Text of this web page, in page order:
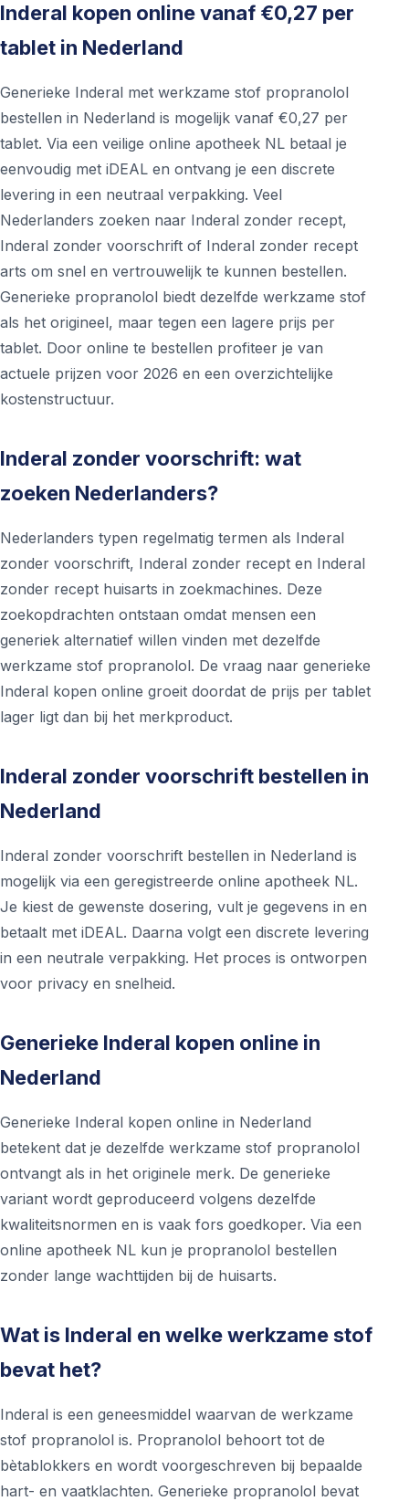
Inderal kopen online vanaf €0,27 per
tablet in Nederland
Generieke Inderal met werkzame stof propranolol
bestellen in Nederland is mogelijk vanaf €0,27 per
tablet. Via een veilige online apotheek NL betaal je
eenvoudig met iDEAL en ontvang je een discrete
levering in een neutraal verpakking. Veel
Nederlanders zoeken naar Inderal zonder recept,
Inderal zonder voorschrift of Inderal zonder recept
arts om snel en vertrouwelijk te kunnen bestellen.
Generieke propranolol biedt dezelfde werkzame stof
als het origineel, maar tegen een lagere prijs per
tablet. Door online te bestellen profiteer je van
actuele prijzen voor 2026 en een overzichtelijke
kostenstructuur.
Inderal zonder voorschrift: wat
zoeken Nederlanders?
Nederlanders typen regelmatig termen als Inderal
zonder voorschrift, Inderal zonder recept en Inderal
zonder recept huisarts in zoekmachines. Deze
zoekopdrachten ontstaan omdat mensen een
generiek alternatief willen vinden met dezelfde
werkzame stof propranolol. De vraag naar generieke
Inderal kopen online groeit doordat de prijs per tablet
lager ligt dan bij het merkproduct.
Inderal zonder voorschrift bestellen in
Nederland
Inderal zonder voorschrift bestellen in Nederland is
mogelijk via een geregistreerde online apotheek NL.
Je kiest de gewenste dosering, vult je gegevens in en
betaalt met iDEAL. Daarna volgt een discrete levering
in een neutrale verpakking. Het proces is ontworpen
voor privacy en snelheid.
Generieke Inderal kopen online in
Nederland
Generieke Inderal kopen online in Nederland
betekent dat je dezelfde werkzame stof propranolol
ontvangt als in het originele merk. De generieke
variant wordt geproduceerd volgens dezelfde
kwaliteitsnormen en is vaak fors goedkoper. Via een
online apotheek NL kun je propranolol bestellen
zonder lange wachttijden bij de huisarts.
Wat is Inderal en welke werkzame stof
bevat het?
Inderal is een geneesmiddel waarvan de werkzame
stof propranolol is. Propranolol behoort tot de
bètablokkers en wordt voorgeschreven bij bepaalde
hart- en vaatklachten. Generieke propranolol bevat